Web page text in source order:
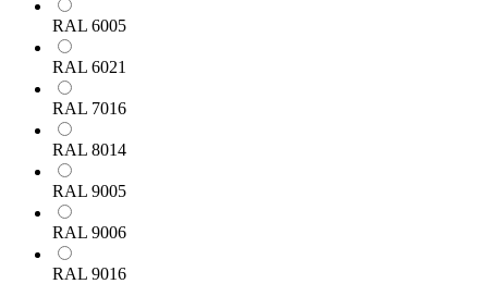
RAL 6005
RAL 6021
RAL 7016
RAL 8014
RAL 9005
RAL 9006
RAL 9016